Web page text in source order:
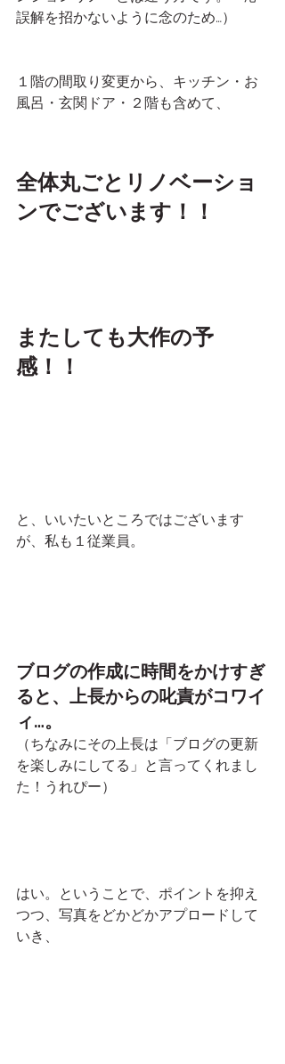
誤解を招かないように念のため…）
１階の間取り変更から、キッチン・お
風呂・玄関ドア・２階も含めて、
全体丸ごとリノベーショ
ンでございます！！
またしても大作の予
感！！
と、いいたいところではございます
が、私も１従業員。
ブログの作成に時間をかけすぎ
ると、上長からの叱責がコワイ
ィ…。
（ちなみにその上長は「ブログの更新
を楽しみにしてる」と言ってくれまし
た！うれぴー）
はい。ということで、ポイントを抑え
つつ、写真をどかどかアプロードして
いき、